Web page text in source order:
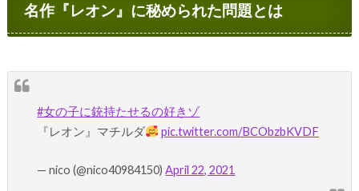
名作『レオン』に秘められた問題とは
#女の子に銃持たせるの好きゾ
『レオン』マチルダ
pic.twitter.com/BCObzbKVDF
— nico (@nico40984150)April 22, 2021